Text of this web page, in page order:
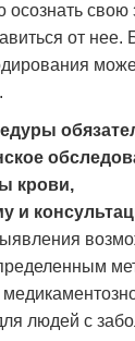
осознать свою
от нее.
крови,
и
людей с